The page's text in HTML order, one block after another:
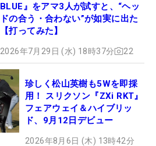
BLUE』をアマ3人が試すと、“ヘッ
ドの合う・合わない”が如実に出た
【打ってみた】
2026年7月29日 (水) 18時37分 22
珍しく松山英樹も5Wを即採
用！ スリクソン『ZXi RKT』
フェアウェイ＆ハイブリッ
ド、9月12日デビュー
2026年8月6日 (木) 13時42分